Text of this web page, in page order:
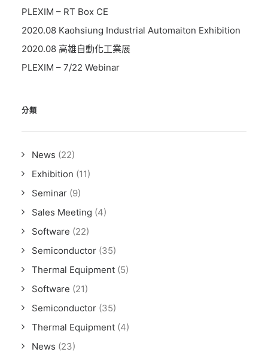
PLEXIM – RT Box CE
2020.08 Kaohsiung Industrial Automaiton Exhibition
2020.08 高雄自動化工業展
PLEXIM – 7/22 Webinar
分類
News (22)
Exhibition (11)
Seminar (9)
Sales Meeting (4)
Software (22)
Semiconductor (35)
Thermal Equipment (5)
Software (21)
Semiconductor (35)
Thermal Equipment (4)
News (23)